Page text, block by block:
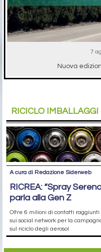
7
Nuova
RICICLO IMBALLAGGI
A cura di Redazione Siderweb
RICREA: “Spray
parla alla Gen Z
Oltre 6 milioni di contatti raggiunti
sui social network per la
sul riciclo degli aerosol